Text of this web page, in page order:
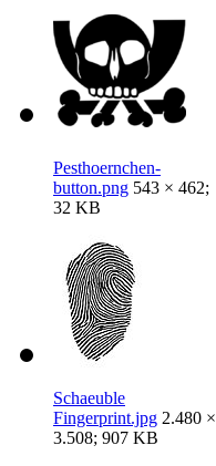
Pesthoernchen-
button.png 543 × 462;
32 KB
Schaeuble
Fingerprint.jpg 2.480 ×
3.508; 907 KB